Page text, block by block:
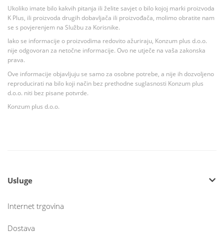
Ukoliko imate bilo kakvih pitanja ili želite savjet o bilo kojoj marki proizvoda
K Plus, ili proizvoda drugih dobavljača ili proizvođača, molimo obratite nam
se s povjerenjem na Službu za Korisnike.
Iako se informacije o proizvodima redovito ažuriraju, Konzum plus d.o.o.
nije odgovoran za netočne informacije. Ovo ne utječe na vaša zakonska
prava.
Ove informacije objavljuju se samo za osobne potrebe, a nije ih dozvoljeno
reproducirati na bilo koji način bez prethodne suglasnosti Konzum plus
d.o.o. niti bez pisane potvrde.
Konzum plus d.o.o.
Usluge
Internet trgovina
Dostava